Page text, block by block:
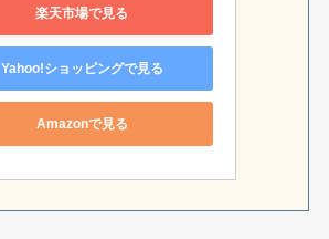
楽天市場で見る
Yahoo!ショッピングで見る
Amazonで見る